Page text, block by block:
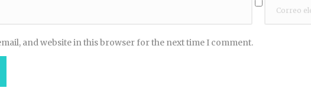
and website in this browser for the next time I comment.